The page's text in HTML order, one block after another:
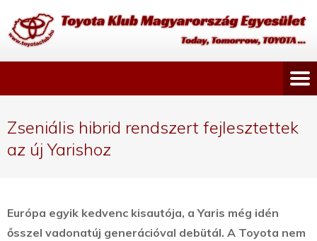
Zseniális hibrid rendszert fejlesztettek
az új Yarishoz
Európa egyik kedvenc kisautója, a Yaris még idén
ősszel vadonatúj generációval debütál. A Toyota nem